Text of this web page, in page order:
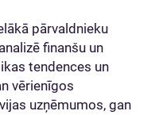
pārvaldnieku
finanšu un
tendences un
vērienīgos
uzņēmumos, gan